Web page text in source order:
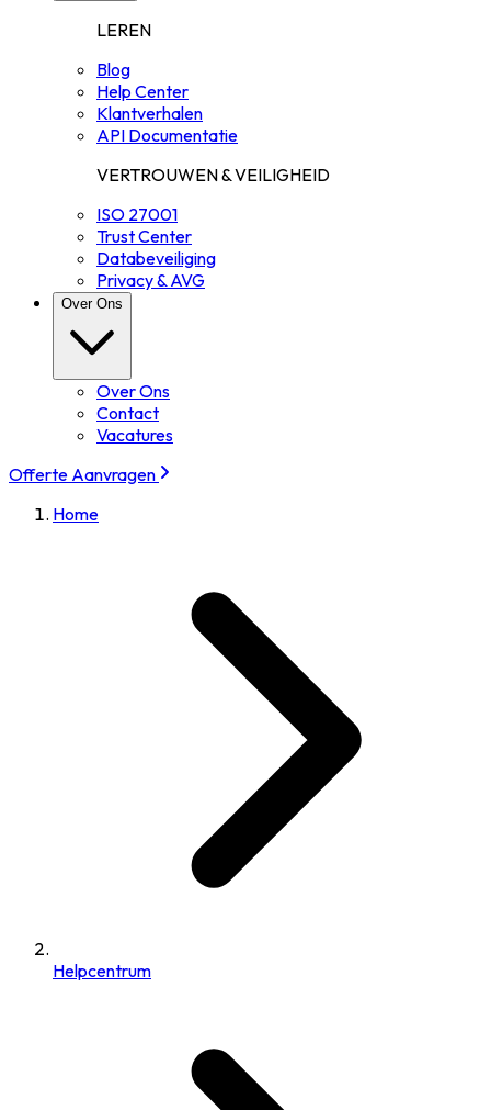
LEREN
Blog
Help Center
Klantverhalen
API Documentatie
VERTROUWEN & VEILIGHEID
ISO 27001
Trust Center
Databeveiliging
Privacy & AVG
Over Ons
Over Ons
Contact
Vacatures
Offerte Aanvragen
Home
Helpcentrum